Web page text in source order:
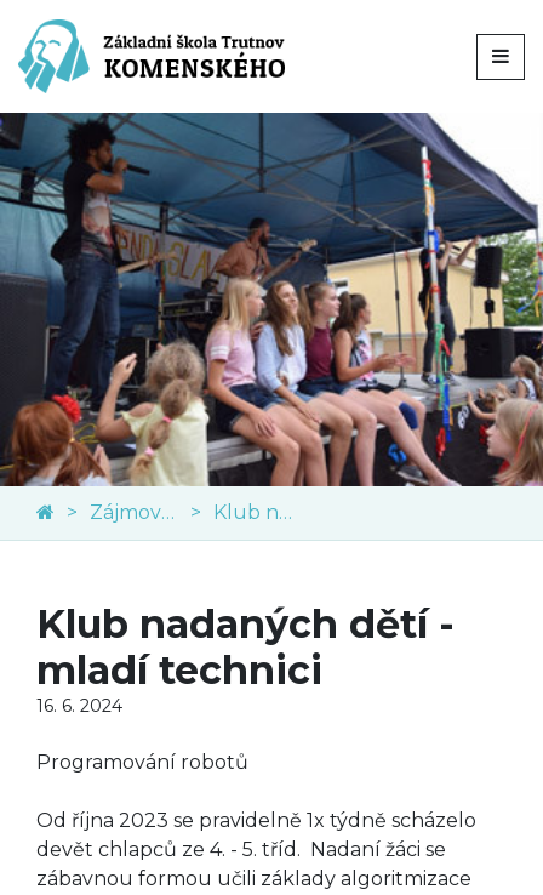
Zájmové kroužky Klub nadaných dětí
Klub nadaných dětí -
mladí technici
16. 6. 2024
Programování robotů
Od října 2023 se pravidelně 1x týdně scházelo
devět chlapců ze 4. - 5. tříd. Nadaní žáci se
zábavnou formou učili základy algoritmizace